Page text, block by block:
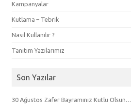
Kampanyalar
Kutlama – Tebrik
Nasıl Kullanılır ?
Tanıtım Yazılarımız
Son Yazılar
30 Ağustos Zafer Bayramınız Kutlu Olsun…